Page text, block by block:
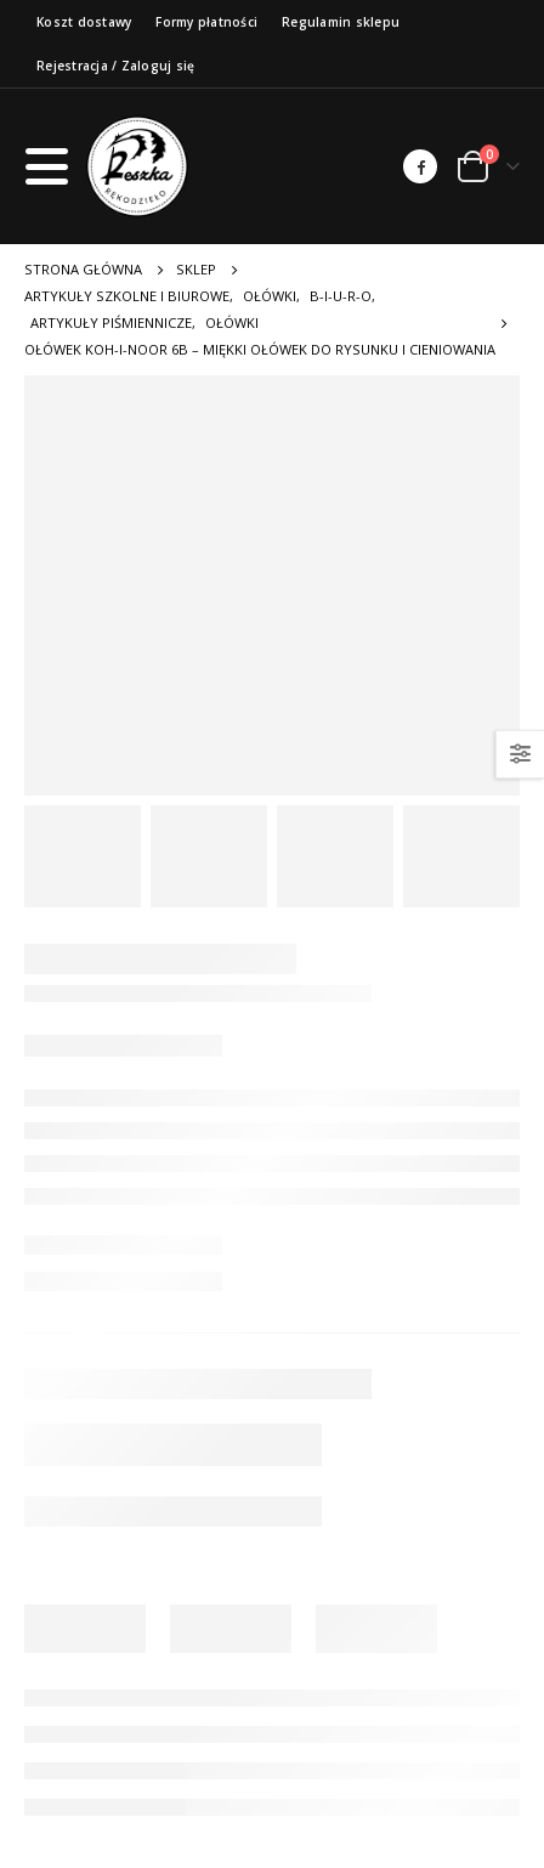
Koszt dostawy Formy płatności Regulamin sklepu
Rejestracja / Zaloguj się
0
STRONA GŁÓWNA
SKLEP
ARTYKUŁY SZKOLNE I BIUROWE, OŁÓWKI, B-I-U-R-O,
ARTYKUŁY PIŚMIENNICZE,
OŁÓWKI
OŁÓWEK KOH-I-NOOR 6B – MIĘKKI OŁÓWEK DO RYSUNKU I CIENIOWANIA